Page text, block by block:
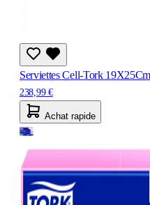
Serviettes Cell-Tork
238,99 €
Achat rapide